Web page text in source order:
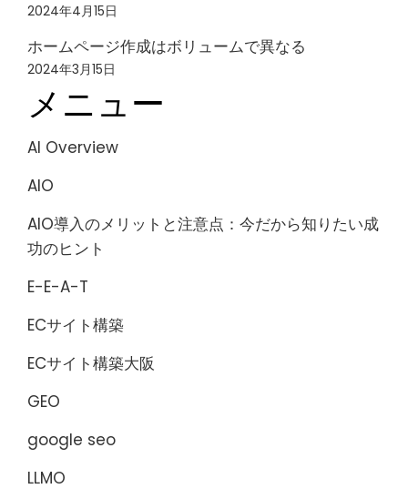
2024年4月15日
ホームページ作成はボリュームで異なる
2024年3月15日
メニュー
AI Overview
AIO
AIO導入のメリットと注意点：今だから知りたい成
功のヒント
E-E-A-T
ECサイト構築
ECサイト構築大阪
GEO
google seo
LLMO